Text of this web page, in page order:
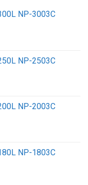
NP-3003C
NP-2503C
NP-2003C
NP-1803C